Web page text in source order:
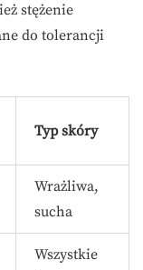
stężenie
do tolerancji
Typ skóry
Wrażliwa,
sucha
Wszystkie